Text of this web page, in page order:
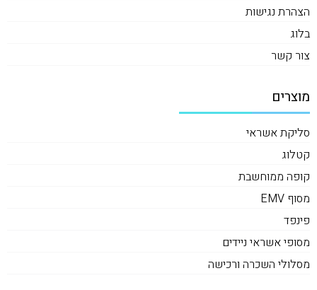
הצהרת נגישות
בלוג
צור קשר
מוצרים
סליקת אשראי
קטלוג
קופה ממוחשבת
מסוף EMV
פינפד
מסופי אשראי ניידים
מסלולי השכרה ורכישה